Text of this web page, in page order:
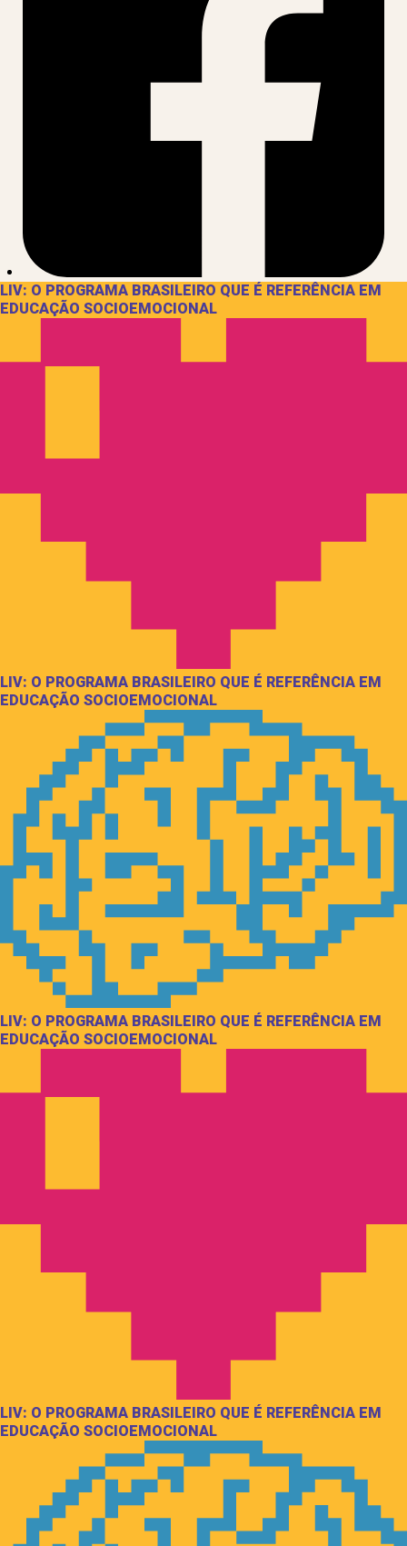
LIV: O PROGRAMA BRASILEIRO QUE É REFERÊNCIA EM
EDUCAÇÃO SOCIOEMOCIONAL
LIV: O PROGRAMA BRASILEIRO QUE É REFERÊNCIA EM
EDUCAÇÃO SOCIOEMOCIONAL
LIV: O PROGRAMA BRASILEIRO QUE É REFERÊNCIA EM
EDUCAÇÃO SOCIOEMOCIONAL
LIV: O PROGRAMA BRASILEIRO QUE É REFERÊNCIA EM
EDUCAÇÃO SOCIOEMOCIONAL